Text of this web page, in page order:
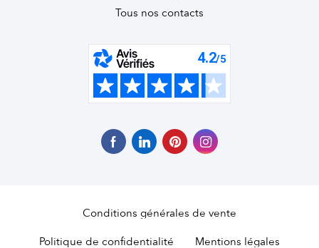
Tous nos contacts
Conditions générales de vente
Politique de confidentialité Mentions légales